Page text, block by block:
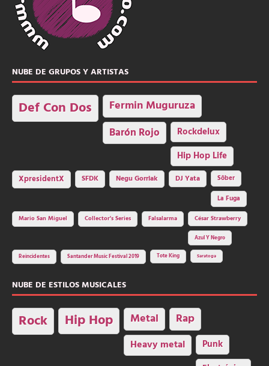
NUBE DE GRUPOS Y ARTISTAS
Def Con Dos Fermin Muguruza
Barón Rojo Rockdelux
Hip Hop Life
XpresidentX SFDK Negu Gorriak DJ Yata
Sôber
La Fuga
Mario San Miguel
Collector's Series Falsalarma César Strawberry
Azul Y Negro
Reincidentes Santander Music Festival 2019 Tote King Saratoga
NUBE DE ESTILOS MUSICALES
Rock Hip Hop Metal Rap
Heavy metal Punk